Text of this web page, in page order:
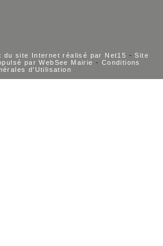
du site Internet réalisé par Net15 -Site
par WebSee Mairie - Conditions
d'Utilisation